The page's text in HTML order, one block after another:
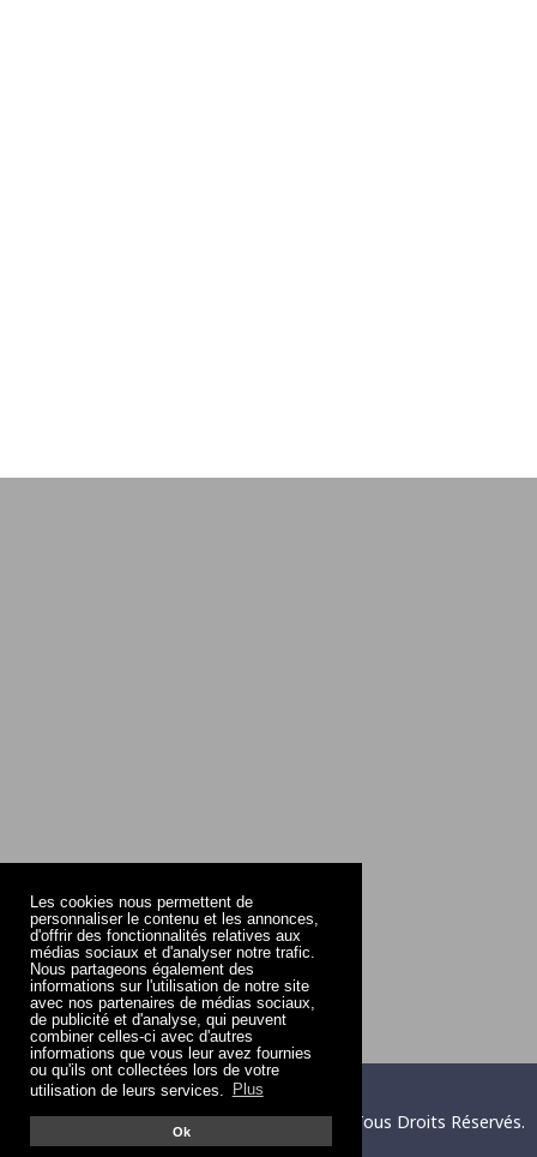
Les cookies nous permettent de
personnaliser le contenu et les annonces,
d'offrir des fonctionnalités relatives aux
médias sociaux et d'analyser notre trafic.
Nous partageons également des
informations sur l'utilisation de notre site
avec nos partenaires de médias sociaux,
de publicité et d'analyse, qui peuvent
combiner celles-ci avec d'autres
informations que vous leur avez fournies
ou qu'ils ont collectées lors de votre
utilisation de leurs services.
Plus
Ok
Copyright © 2004 - 2026QuelPrenom.com . Tous Droits Réservés.